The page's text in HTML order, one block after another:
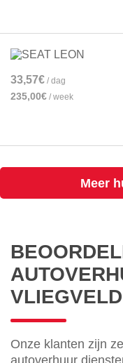
33,57€ / dag
235,00€ / week
Meer
Onze klanten zijn
autoverhuur